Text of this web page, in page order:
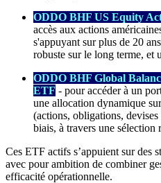
ODDO BHF US Equity
accès aux actions
s'appuyant sur plus de 20
robuste sur le long terme, et
ODDO BHF Global
ETF - pour accéder à un
une allocation dynamique
(actions, obligations, devises
biais, à travers une
Ces ETF actifs s’appuient sur des
avec pour ambition de combiner
efficacité opérationnelle.